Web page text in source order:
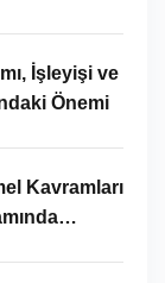
İşleyişi ve
Önemi
Kavramları